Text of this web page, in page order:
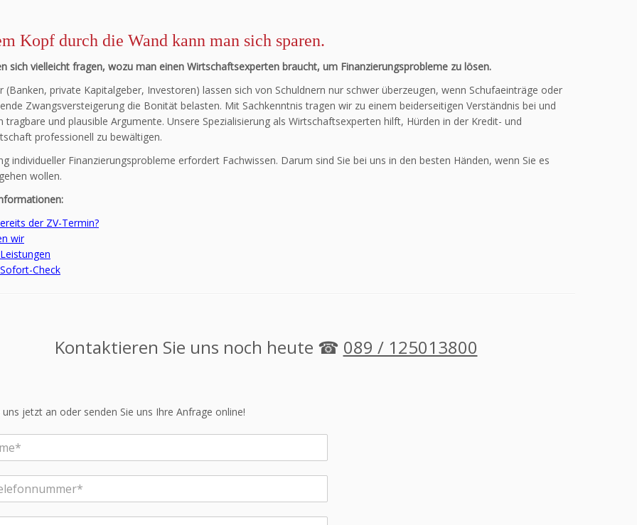
Kopf durch die Wand kann man sich sparen.
sich vielleicht fragen, wozu man einen Wirtschaftsexperten braucht, um Finanzierungsprobleme zu lösen.
(Banken, private Kapitalgeber, Investoren) lassen sich von Schuldnern nur schwer überzeugen, wenn Schufaeinträge oder
Zwangsversteigerung die Bonität belasten. Mit Sachkenntnis tragen wir zu einem beiderseitigen Verständnis bei und
tragbare und plausible Argumente. Unsere Spezialisierung als Wirtschaftsexperten hilft, Hürden in der Kredit- und
professionell zu bewältigen.
individueller Finanzierungsprobleme erfordert Fachwissen. Darum sind Sie bei uns in den besten Händen, wenn Sie es
wollen.
der ZV-Termin?
wir
Check
Kontaktieren Sie uns noch heute ☎ 089 / 125013800
uns jetzt an oder senden Sie uns Ihre Anfrage online!